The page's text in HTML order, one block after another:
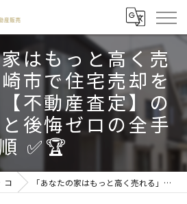
家はもっと高く売
市で住宅売却を
不動産査定】の
後悔ゼロの全手
✅🏆
コラム 「あなたの家はもっと高く売れる」！岡崎市で住宅売却を成功させる【不動産査定】の賢い活用術と後悔ゼロの全手順 ✅🏆